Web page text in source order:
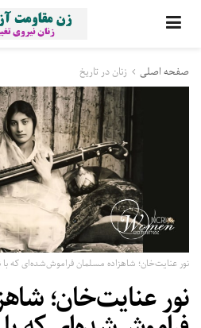
صفحه اصلی زنان در تاریخ
نور عنایت‌خان؛ شاهزاده‌ مسلمان فراموش‌شده‌ای که با
نور عنایت‌خان؛